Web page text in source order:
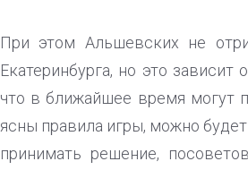
При этом Альшевских не
Екатеринбурга, но это
что в ближайшее время могут
ясны правила игры, можно
принимать решение,